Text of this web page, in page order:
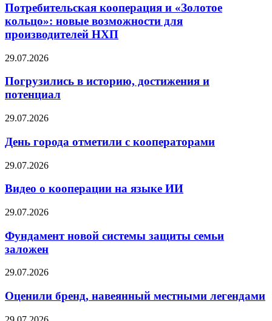
Потребительская кооперация и «Золотое
кольцо»: новые возможности для
производителей НХП
29.07.2026
Погрузились в историю, достижения и
потенциал
29.07.2026
День города отметили с кооператорами
29.07.2026
Видео о кооперации на языке ИИ
29.07.2026
Фундамент новой системы защиты семьи
заложен
29.07.2026
Оценили бренд, навеянный местными легендами